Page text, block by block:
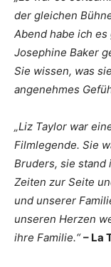
der gleichen
Abend habe ich
Josephine Baker
Sie wissen, was
angenehmes
„Liz Taylor war
Filmlegende. Sie
Bruders, sie
Zeiten zur Seite
und unserer
unseren Herzen
ihre Familie.“– La